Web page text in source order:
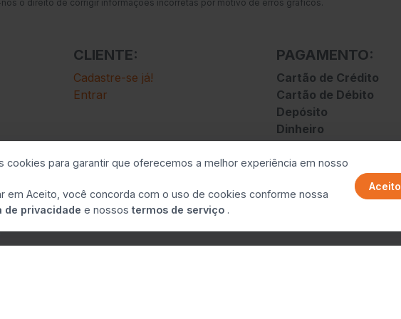
o direito de corrigir informações incorretas por motivo de erros gráficos.
CLIENTE:
Cadastre-se já!
Entrar
PAGAMENTO:
Cartão de Crédito
Cartão de Débito
Depósito
Dinheiro
Ticket
Transferência
cookies para garantir que oferecemos a melhor experiência em nosso
em Aceito, você concorda com o uso de cookies conforme nossa
de privacidade e nossos termos de serviço .
Aceito